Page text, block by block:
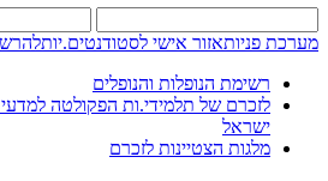
מערכת פניותאזור אישי לסטודנטים.יות
רשימת הנופלות והנופלים
לזכרם של תלמידי.ות הפקולטה
ישראל
מלגות הצטיינות לזכרם